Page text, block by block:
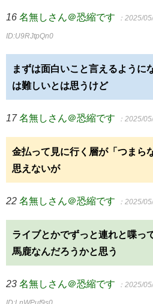
16 名無しさん＠恐縮です ：2025/
ID:U9RJtpQn0
まずは面白いこと言えるよう
は難しいとは思うけど
17 名無しさん＠恐縮です ：2025/
金払って見に行く層が「つまら
思えないが
22 名無しさん＠恐縮です ：2025/
ライブとかでずっと連れと喋っ
馬鹿なんだろうかと思う
23 名無しさん＠恐縮です ：2025/
ID:LnWPuf9s0